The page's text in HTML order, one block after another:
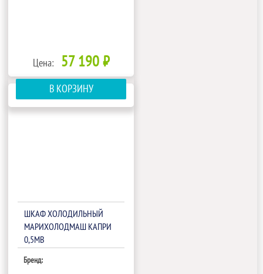
Цена: 57 190 ₽
В КОРЗИНУ
ШКАФ ХОЛОДИЛЬНЫЙ
МАРИХОЛОДМАШ КАПРИ
0,5МВ
Бренд: